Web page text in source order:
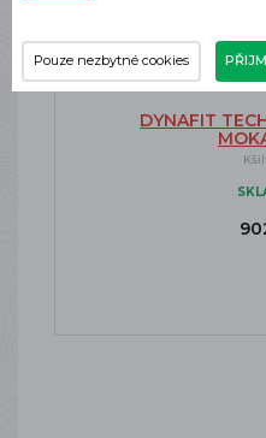
DYNAFIT
Pouze nezbytné cookies